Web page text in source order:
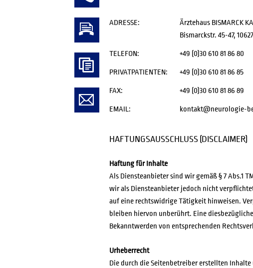
SCHMERZ
ADRESSE:
Ärztehaus BISMARCK
Bismarckstr. 45-47,
TELEFON: +49 (0)30 610 81 86 80
PRIVATPATIENTEN: +49 (0)30 610 81 86 85
FAX: +49 (0)30 610 81 86 89
EMAIL: kontakt@neurologie-
HAFTUNGSAUSSCHLUSS (DISCLAIMER)
Haftung für Inhalte
Als Diensteanbieter sind wir gemäß § 7 Abs.1
wir als Diensteanbieter jedoch nicht
auf eine rechtswidrige Tätigkeit hinweisen.
bleiben hiervon unberührt. Eine
Bekanntwerden von entsprechenden
Urheberrecht
Die durch die Seitenbetreiber erstellten